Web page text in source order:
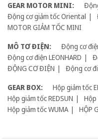
GEAR MOTOR MINI:
Động cơ giảm tốc Oriental
MOTOR GIẢM TỐC MINI
MÔ TƠ ĐIỆN:
Động cơ
Động cơ điện LEONHARD
ĐỘNG CƠ ĐIỆN
Động cơ
GEAR BOX:
Hộp giảm tốc
Hộp giảm tốc REDSUN
Hộp
Hộp giảm tốc WUMA
HỘP